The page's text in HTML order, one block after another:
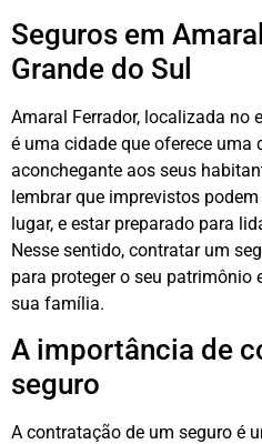
Seguros em
Grande do Sul
Amaral Ferrador, localizada no
é uma cidade que oferece
aconchegante aos seus
lembrar que imprevistos
lugar, e estar preparado para
Nesse sentido, contratar um
para proteger o seu patrimônio
sua família.
A importância de
seguro
A contratação de um seguro é